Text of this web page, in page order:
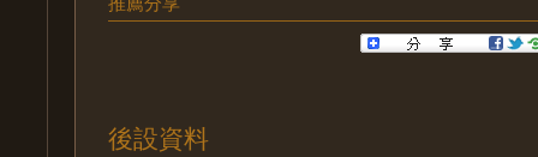
後設資料